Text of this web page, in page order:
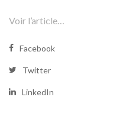
Voir l’article…
Facebook
Twitter
LinkedIn